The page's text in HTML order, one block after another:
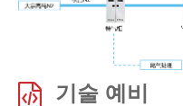
기술 예비